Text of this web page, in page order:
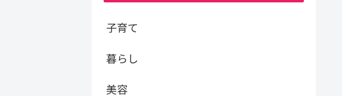
子育て
暮らし
美容